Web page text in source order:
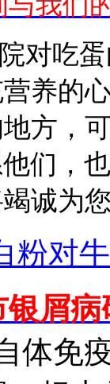
对吃
养的
方，
他们，
竭诚为
粉对
银屑病
体免